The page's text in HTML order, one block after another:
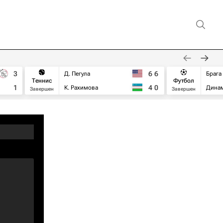
3
1
Теннис
Завершен
Д. Пегула
К. Рахимова
6 6
4 0
Футбол
Завершен
Брага